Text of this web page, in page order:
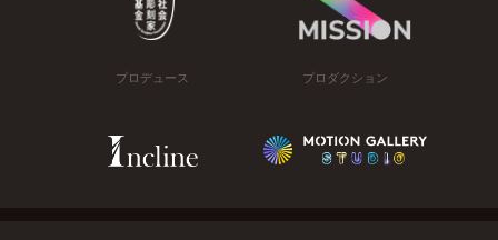
プロデュース プロダクション